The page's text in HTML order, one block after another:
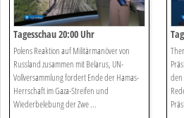
Tagesschau 20:00 Uhr
Polens Reaktion auf Militärmanöver von
Russland zusammen mit Belarus, UN-
Vollversammlung fordert Ende der Hamas-
Herrschaft im Gaza-Streifen und
Wiederbelebung der Zwe ...
den